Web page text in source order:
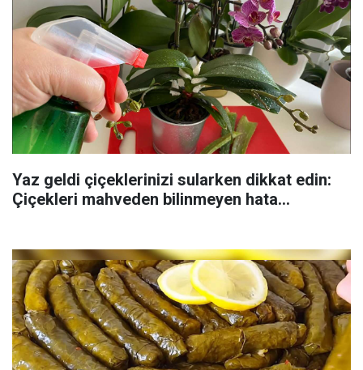
Yaz geldi çiçeklerinizi sularken dikkat edin:
Çiçekleri mahveden bilinmeyen hata...